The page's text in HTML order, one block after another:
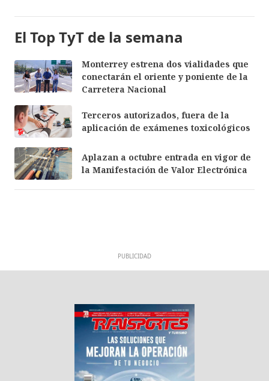
El Top TyT de la semana
Monterrey estrena dos vialidades que
conectarán el oriente y poniente de la
Carretera Nacional
Terceros autorizados, fuera de la
aplicación de exámenes toxicológicos
Aplazan a octubre entrada en vigor de
la Manifestación de Valor Electrónica
PUBLICIDAD